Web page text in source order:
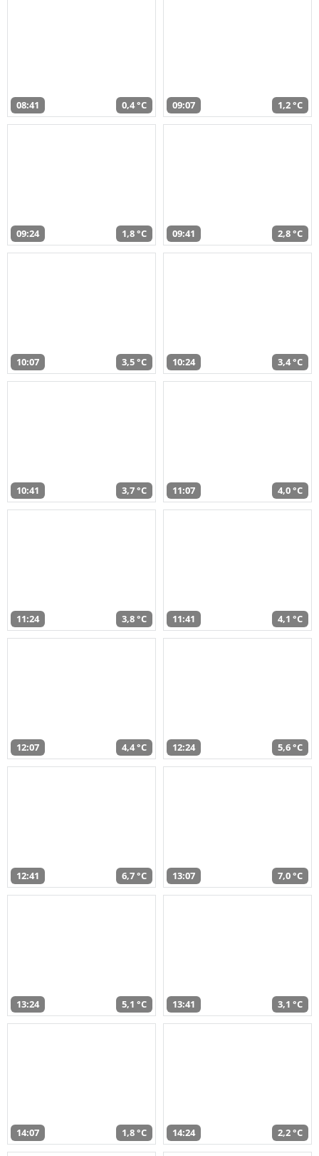
08:41 0,4 °C 09:07 1,2 °C
09:24 1,8 °C 09:41 2,8 °C
10:07 3,5 °C 10:24 3,4 °C
10:41 3,7 °C 11:07 4,0 °C
11:24 3,8 °C 11:41 4,1 °C
12:07 4,4 °C 12:24 5,6 °C
12:41 6,7 °C 13:07 7,0 °C
13:24 5,1 °C 13:41 3,1 °C
14:07 1,8 °C 14:24 2,2 °C